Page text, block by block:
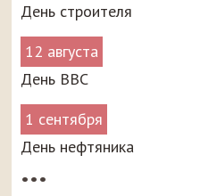
День строителя
12 августа
День ВВС
1 сентября
День нефтяника
•••